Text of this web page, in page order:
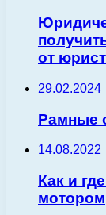
от
29.02.2024
Рамные
14.08.2022
Как и
мотором